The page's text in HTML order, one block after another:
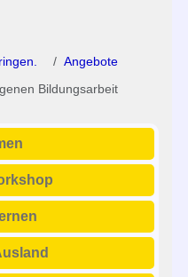
Angebote
Bildungsarbeit